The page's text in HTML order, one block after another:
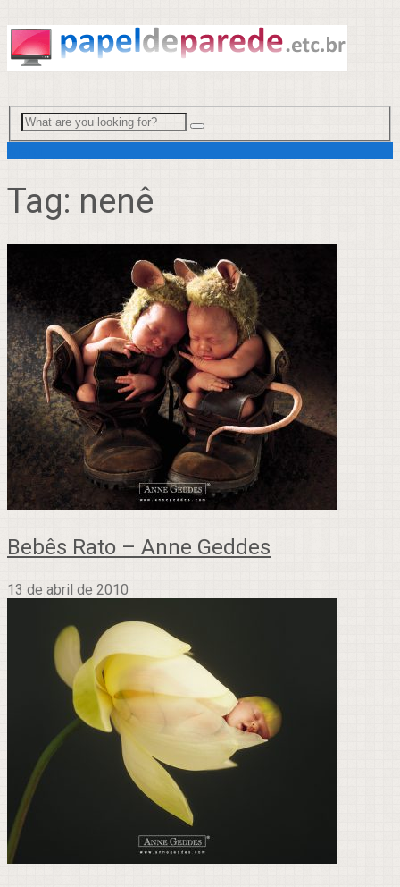
Tag: nenê
Bebês Rato – Anne Geddes
13 de abril de 2010